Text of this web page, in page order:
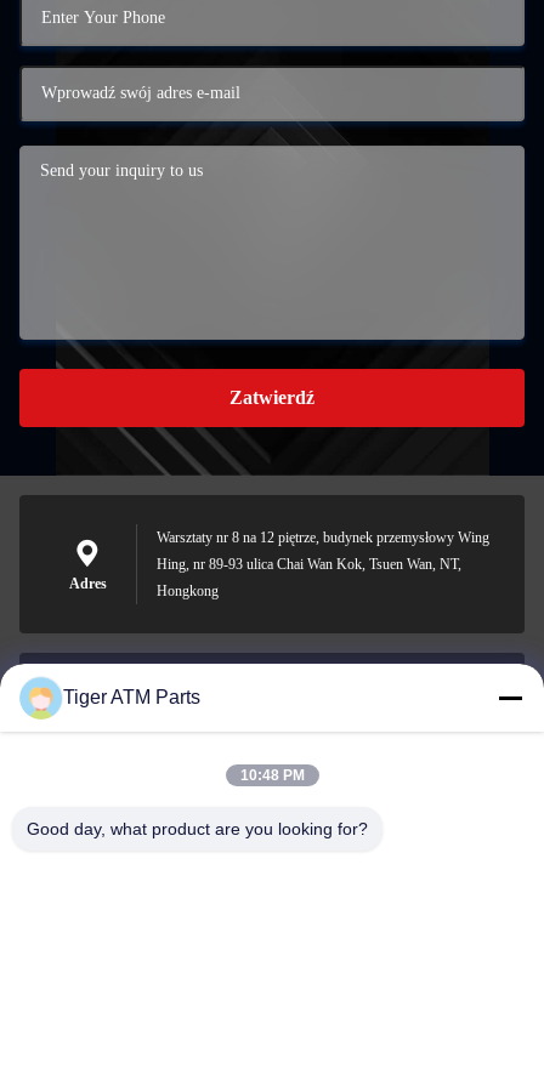
Zatwierdź
Adres
Warsztaty nr 8 na 12 piętrze, budynek przemysłowy Wing
Hing, nr 89-93 ulica Chai Wan Kok, Tsuen Wan, NT,
Hongkong
Wiadomość
Tiger ATM Parts
10:48 PM
Good day, what product are you looking for?